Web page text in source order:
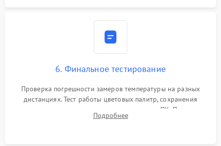
6. Финальное тестирование
Проверка погрешности замеров температуры на разных
дистанциях. Тест работы цветовых палитр, сохранения
термограмм в память и передачи данных на ПК. Проверка
автономности работы и итоговый контроль качества.
Подробнее